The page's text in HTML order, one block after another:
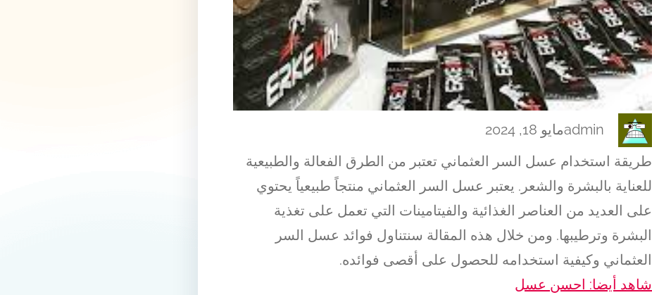
adminمايو 18, 2024
طريقة استخدام عسل السر العثماني تعتبر من الطرق الفعالة والطبيعية
للعناية بالبشرة والشعر. يعتبر عسل السر العثماني منتجاً طبيعياً يحتوي
على العديد من العناصر الغذائية والفيتامينات التي تعمل على تغذية
البشرة وترطيبها. ومن خلال هذه المقالة سنتناول فوائد عسل السر
العثماني وكيفية استخدامه للحصول على أقصى فوائده.
شاهد أيضا: احسن عسل